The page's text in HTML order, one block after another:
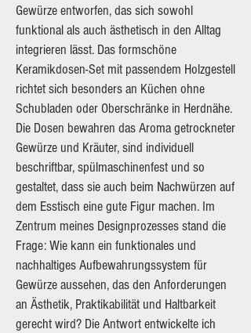
Gewürze entworfen, das sich sowohl
funktional als auch ästhetisch in den Alltag
integrieren lässt. Das formschöne
Keramikdosen-Set mit passendem Holzgestell
richtet sich besonders an Küchen ohne
Schubladen oder Oberschränke in Herdnähe.
Die Dosen bewahren das Aroma getrockneter
Gewürze und Kräuter, sind individuell
beschriftbar, spülmaschinenfest und so
gestaltet, dass sie auch beim Nachwürzen auf
dem Esstisch eine gute Figur machen. Im
Zentrum meines Designprozesses stand die
Frage: Wie kann ein funktionales und
nachhaltiges Aufbewahrungssystem für
Gewürze aussehen, das den Anforderungen
an Ästhetik, Praktikabilität und Haltbarkeit
gerecht wird? Die Antwort entwickelte ich